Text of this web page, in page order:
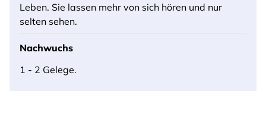
Leben. Sie lassen mehr von sich hören und nur
selten sehen.
Nachwuchs
1 - 2 Gelege.